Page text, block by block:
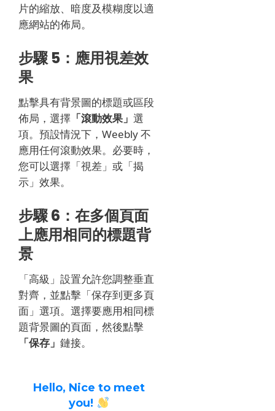
片的縮放、暗度及模糊度以適
應網站的佈局。
步驟 5：應用視差效
果
點擊具有背景圖的標題或區段
佈局，選擇 「滾動效果」 選
項。預設情況下，Weebly 不
應用任何滾動效果。必要時，
您可以選擇「視差」或「揭
示」效果。
步驟 6：在多個頁面
上應用相同的標題背
景
「高級」設置允許您調整垂直
對齊，並點擊「保存到更多頁
面」選項。選擇要應用相同標
題背景圖的頁面，然後點擊
「保存」 鏈接。
Hello, Nice to meet
you!